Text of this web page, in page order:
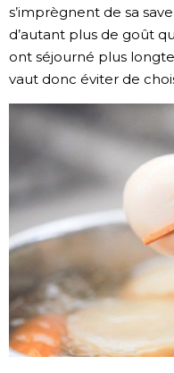
s’imprègnent de sa
d’autant plus de goût
ont séjourné plus
vaut donc éviter de